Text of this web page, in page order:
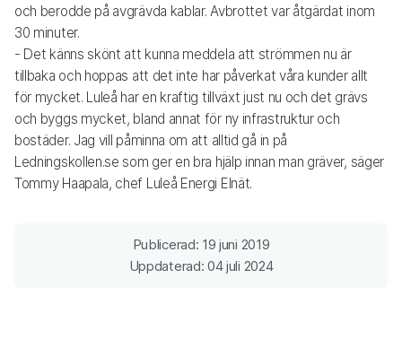
och berodde på avgrävda kablar. Avbrottet var åtgärdat inom
30 minuter.
- Det känns skönt att kunna meddela att strömmen nu är
tillbaka och hoppas att det inte har påverkat våra kunder allt
för mycket. Luleå har en kraftig tillväxt just nu och det grävs
och byggs mycket, bland annat för ny infrastruktur och
bostäder. Jag vill påminna om att alltid gå in på
Ledningskollen.se som ger en bra hjälp innan man gräver, säger
Tommy Haapala, chef Luleå Energi Elnät.
Publicerad: 19 juni 2019
Uppdaterad: 04 juli 2024